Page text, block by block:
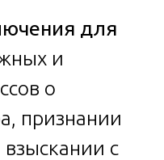
для
и
о
признании
с